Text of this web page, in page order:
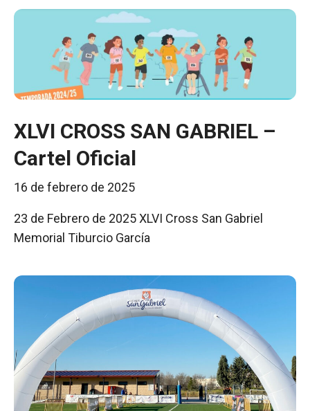
XLVI CROSS SAN GABRIEL –
Cartel Oficial
16 de febrero de 2025
23 de Febrero de 2025 XLVI Cross San Gabriel
Memorial Tiburcio García